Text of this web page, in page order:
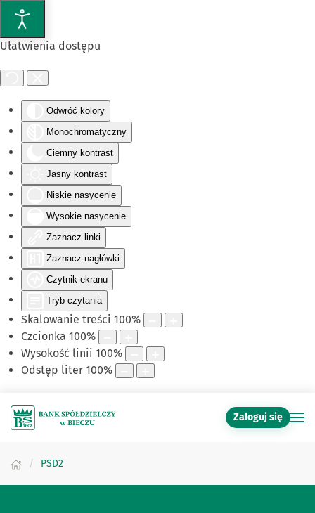
Ułatwienia dostępu
Odwróć kolory
Monochromatyczny
Ciemny kontrast
Jasny kontrast
Niskie nasycenie
Wysokie nasycenie
Zaznacz linki
Zaznacz nagłówki
Czytnik ekranu
Tryb czytania
Skalowanie treści 100%
Czcionka 100%
Wysokość linii 100%
Odstęp liter 100%
Przejdź do głównej treści
Zaloguj się
PSD2